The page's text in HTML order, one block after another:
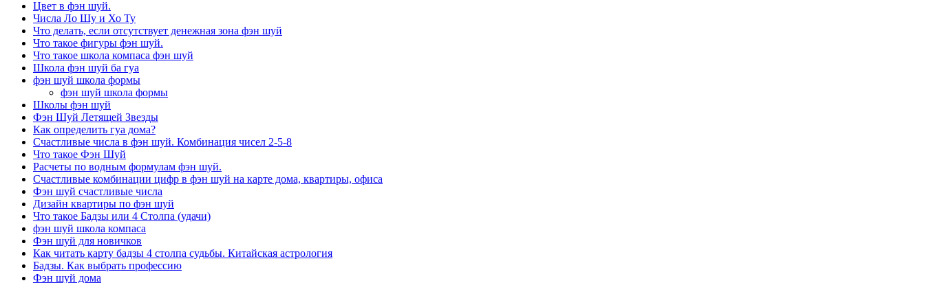
Цвет в фэн шуй.
Числа Ло Шу и Хо Ту
Что делать, если отсутствует денежная зона фэн шуй
Что такое фигуры фэн шуй.
Что такое школа компаса фэн шуй
Школа фэн шуй ба гуа
фэн шуй школа формы
фэн шуй школа формы
Школы фэн шуй
Фэн Шуй Летящей Звезды
Как определить гуа дома?
Счастливые числа в фэн шуй. Комбинация чисел 2-5-8
Что такое Фэн Шуй
Расчеты по водным формулам фэн шуй.
Счастливые комбинации цифр в фэн шуй на карте дома, квартиры, офиса
Фэн шуй счастливые числа
Дизайн квартиры по фэн шуй
Что такое Бадзы или 4 Столпа (удачи)
фэн шуй школа компаса
Фэн шуй для новичков
Как читать карту бадзы 4 столпа судьбы. Китайская астрология
Бадзы. Как выбрать профессию
Фэн шуй дома